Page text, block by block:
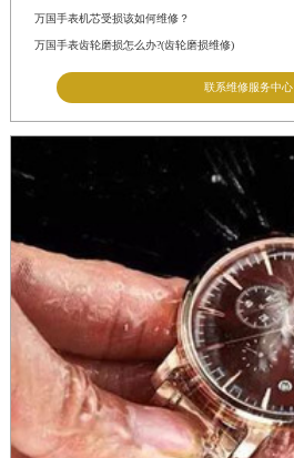
万国手表机芯受损该如何维修？
万国手表齿轮磨损怎么办?(齿轮磨损维修)
联系维修服务中心